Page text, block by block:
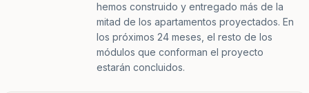
hemos construido y entregado más de la
mitad de los apartamentos proyectados. En
los próximos 24 meses, el resto de los
módulos que conforman el proyecto
estarán concluidos.